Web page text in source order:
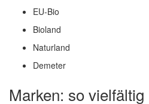
EU-Bio
Bioland
Naturland
Demeter
Marken: so